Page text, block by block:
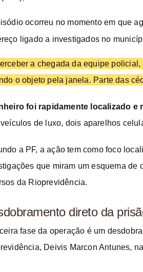
ocorreu no momento em que
ligado a investigados no
a chegada da equipe
o objeto pela janela. Parte das
foi rapidamente localizado
de luxo, dois aparelhos
a PF, a ação tem como foco
que miram um esquema de
da Rioprevidência.
direto da
fase da operação é um
Deivis Marcon Antunes,